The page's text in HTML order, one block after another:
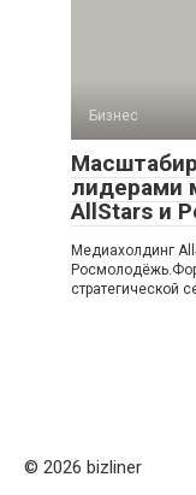
Бизнес
лидерами
AllStars и
Медиахолдинг
стратегической
© 2026 bizliner